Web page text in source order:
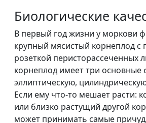
Биологические
В первый год жизни у моркови
крупный мясистый корнеплод с
розеткой перисторассеченных
корнеплод имеет три
эллиптическую,
Если ему что-то мешает расти:
или близко растущий другой
может принимать самые